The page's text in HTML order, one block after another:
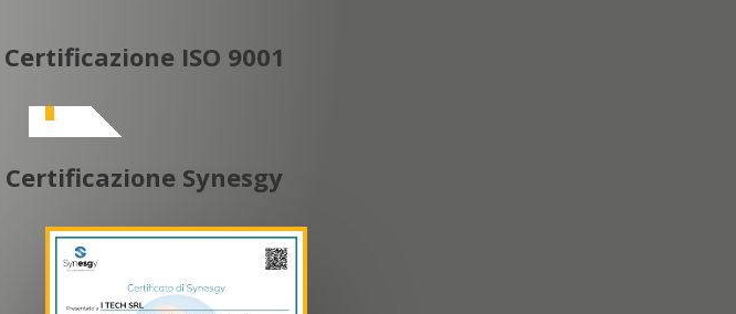
Certificazione ISO 9001
Certificazione Synesgy